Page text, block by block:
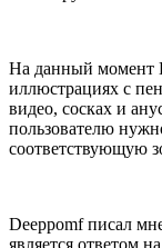
На данный момент
иллюстрациях с
видео, сосках и
пользователю
соответствующую
Deeppomf писал